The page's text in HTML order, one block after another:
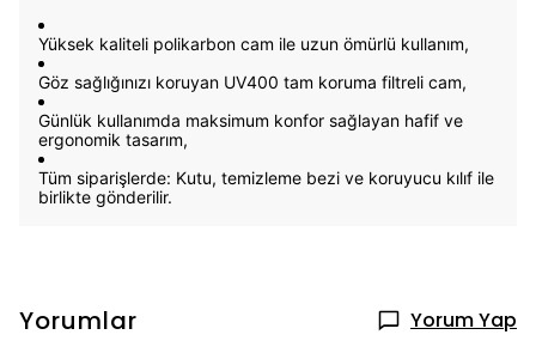
Yüksek kaliteli polikarbon cam ile uzun ömürlü kullanım,
Göz sağlığınızı koruyan UV400 tam koruma filtreli cam,
Günlük kullanımda maksimum konfor sağlayan hafif ve
ergonomik tasarım,
Tüm siparişlerde: Kutu, temizleme bezi ve koruyucu kılıf ile
birlikte gönderilir.
Yorumlar Yorum Yap